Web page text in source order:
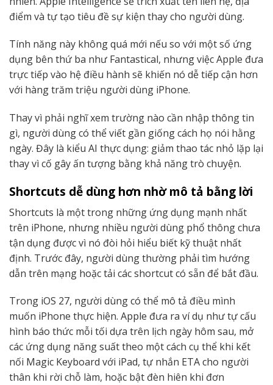
điểm và tự tạo tiêu đề sự kiện thay cho người dùng.
Tính năng này không quá mới nếu so với một số ứng
dụng bên thứ ba như Fantastical, nhưng việc Apple đưa
trực tiếp vào hệ điều hành sẽ khiến nó dễ tiếp cận hơn
với hàng trăm triệu người dùng iPhone.
Thay vì phải nghĩ xem trường nào cần nhập thông tin
gì, người dùng có thể viết gần giống cách họ nói hằng
ngày. Đây là kiểu AI thực dụng: giảm thao tác nhỏ lặp lại
thay vì cố gây ấn tượng bằng khả năng trò chuyện.
Shortcuts dễ dùng hơn nhờ mô tả bằng lời
Shortcuts là một trong những ứng dụng mạnh nhất
trên iPhone, nhưng nhiều người dùng phổ thông chưa
tận dụng được vì nó đòi hỏi hiểu biết kỹ thuật nhất
định. Trước đây, người dùng thường phải tìm hướng
dẫn trên mạng hoặc tải các shortcut có sẵn để bắt đầu.
Trong iOS 27, người dùng có thể mô tả điều mình
muốn iPhone thực hiện. Apple đưa ra ví dụ như tự cấu
hình báo thức mỗi tối dựa trên lịch ngày hôm sau, mở
các ứng dụng năng suất theo một cách cụ thể khi kết
nối Magic Keyboard với iPad, tự nhắn ETA cho người
thân khi rời chỗ làm, hoặc bật đèn hiên khi đơn